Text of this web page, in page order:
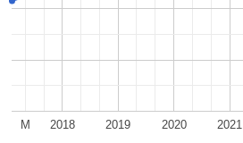
2018 2019 2020 2021
M